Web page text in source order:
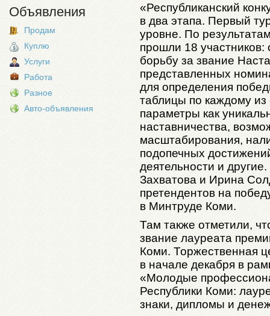
Объявления
Продам
Куплю
Услуги
Работа
Разное
Авто-объявления
«Республиканский
в два этапа. Первый
уровне. По
прошли 18
борьбу за звание
представленных
для определения
таблицы по каждому из
параметры как
наставничества,
масштабирования,
подопечных
деятельности и
Захватова и Ирина
претендентов на
в Минтруде Коми.
Там также отметили,
звание лауреата
Коми. Торжественная
в начале декабря в
«Молодые
Республики Коми:
знаки, дипломы и